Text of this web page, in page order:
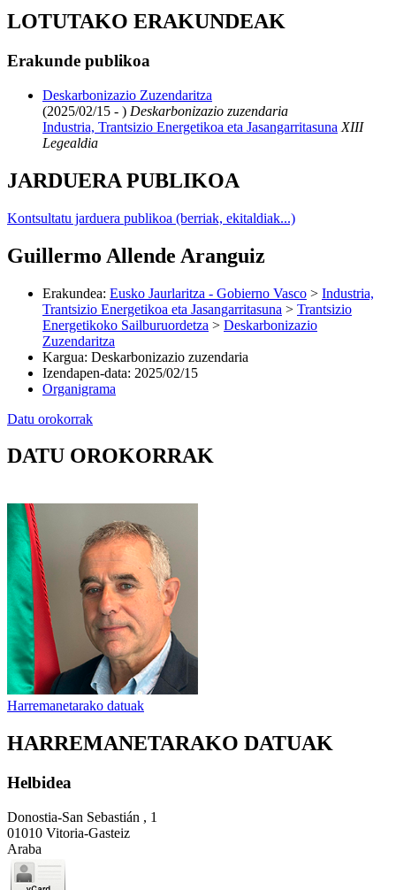
LOTUTAKO ERAKUNDEAK
Erakunde publikoa
Deskarbonizazio Zuzendaritza
(2025/02/15 - ) Deskarbonizazio zuzendaria
Industria, Trantsizio Energetikoa eta Jasangarritasuna XIII
Legealdia
JARDUERA PUBLIKOA
Kontsultatu jarduera publikoa (berriak, ekitaldiak...)
Guillermo Allende Aranguiz
Erakundea: Eusko Jaurlaritza - Gobierno Vasco > Industria,
Trantsizio Energetikoa eta Jasangarritasuna > Trantsizio
Energetikoko Sailburuordetza > Deskarbonizazio
Zuzendaritza
Kargua: Deskarbonizazio zuzendaria
Izendapen-data: 2025/02/15
Organigrama
Datu orokorrak
DATU OROKORRAK
Harremanetarako datuak
HARREMANETARAKO DATUAK
Helbidea
Donostia-San Sebastián , 1
01010 Vitoria-Gasteiz
Araba